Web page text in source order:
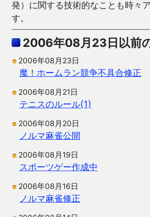
発）に関する技術的なことも時々
す。
2006年08月23日以前
2006年08月23日
魔！ホームラン競争不具合修正
2006年08月21日
テニスのルール(1)
2006年08月20日
ノルマ麻雀公開
2006年08月19日
スポーツゲー作成中
2006年08月16日
ノルマ麻雀修正